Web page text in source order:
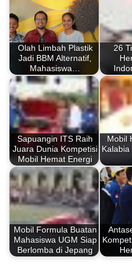
Olah Limbah Plastik
Jadi BBM Alternatif,
Mahasiswa…
26
Sapuangin ITS Raih
Juara Dunia Kompetisi
Mobil Hemat Energi
Mobil
Mobil Formula Buatan
Mahasiswa UGM Siap
Berlomba di Jepang